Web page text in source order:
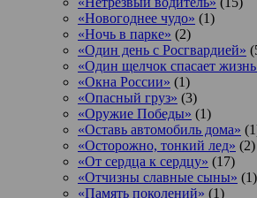
«Новогоднее чудо» (1)
«Ночь в парке» (2)
«Один день с Росгвардией»
«Один щелчок спасает
«Окна России» (1)
«Опасный груз» (3)
«Оружие Победы» (1)
«Оставь автомобиль дома»
«Осторожно, тонкий лед» (2)
«От сердца к сердцу» (17)
«Отчизны славные сыны» (1)
«Память поколений» (1)